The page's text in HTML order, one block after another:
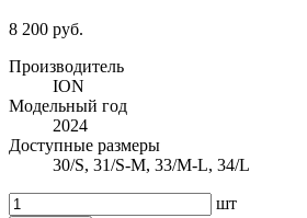
8 200 руб.
Производитель
ION
Модельный год
2024
Доступные размеры
30/S, 31/S-M, 33/M-L, 34/L
шт